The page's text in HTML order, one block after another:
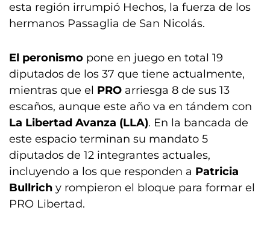
esta región irrumpió Hechos, la fuerza de los
hermanos Passaglia de San Nicolás.
El peronismo pone en juego en total 19
diputados de los 37 que tiene actualmente,
mientras que el PRO arriesga 8 de sus 13
escaños, aunque este año va en tándem con
La Libertad Avanza (LLA). En la bancada de
este espacio terminan su mandato 5
diputados de 12 integrantes actuales,
incluyendo a los que responden a Patricia
Bullrich y rompieron el bloque para formar el
PRO Libertad.